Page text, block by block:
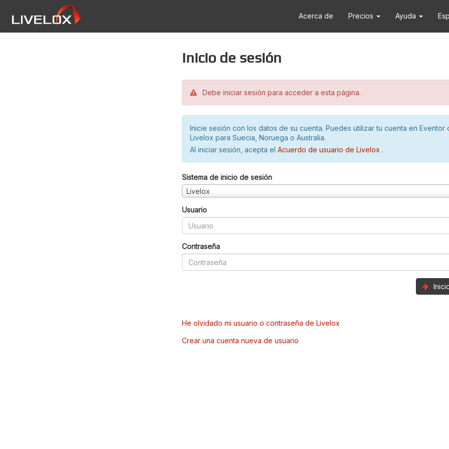
Acerca de Precios Ayuda
Inicio de sesión
Debe iniciar sesión para acceder a esta página.
Inicie sesión con los datos de su cuenta. Puedes utilizar tu cuenta en Eventor
Livelox para Suecia, Noruega o Australia.
Al iniciar sesión, acepta el Acuerdo de usuario de Livelox .
Sistema de inicio de sesión
Livelox
Usuario
Contraseña
He olvidado mi usuario o contraseña de Livelox
Crear una cuenta nueva de usuario